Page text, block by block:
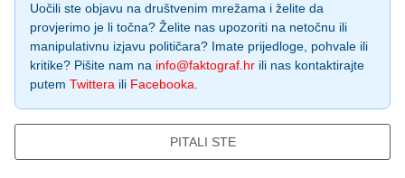
Uočili ste objavu na društvenim mrežama i želite da
provjerimo je li točna? Želite nas upozoriti na netočnu ili
manipulativnu izjavu političara? Imate prijedloge, pohvale ili
kritike? Pišite nam na info@faktograf.hr ili nas kontaktirajte
putem Twittera ili Facebooka
PITALI STE